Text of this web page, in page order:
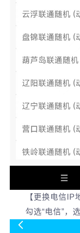
【更换电信IP
勾选“电信”，